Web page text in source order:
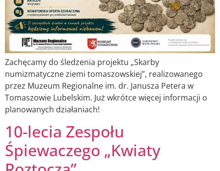
Zachęcamy do śledzenia projektu „Skarby
numizmatyczne ziemi tomaszowskiej”, realizowanego
przez Muzeum Regionalne im. dr. Janusza Petera w
Tomaszowie Lubelskim. Już wkrótce więcej informacji o
planowanych działaniach!
10-lecia Zespołu
Śpiewaczego „Kwiaty